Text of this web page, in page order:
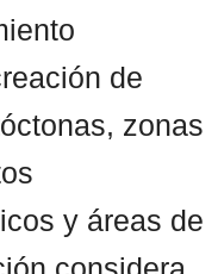
de
zonas
y áreas de